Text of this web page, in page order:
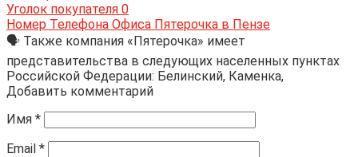
Уголок покупателя 0
Номер Телефона Офиса Пятерочка в Пензе
🗣 Также компания «Пятерочка» имеет
представительства в следующих населенных пунктах
Российской Федерации: Белинский, Каменка,
Добавить комментарий
Имя *
Email *